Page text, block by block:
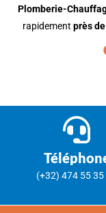
Plomberie-
rapidement près
(+32) 474 55 35